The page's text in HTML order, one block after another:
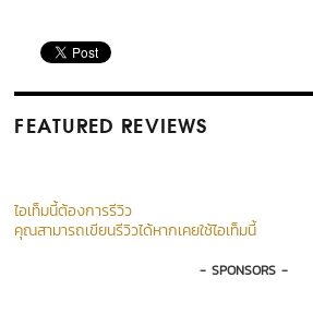
FEATURED REVIEWS
ไอเท็มนี้ต้องการรีวิว
คุณสามารถเขียนรีวิวได้หากเคยใช้ไอเท็มนี้
- SPONSORS -